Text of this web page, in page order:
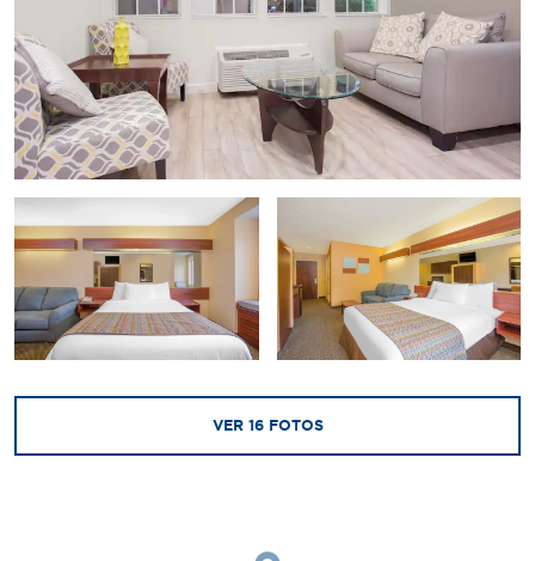
VER 16FOTOS